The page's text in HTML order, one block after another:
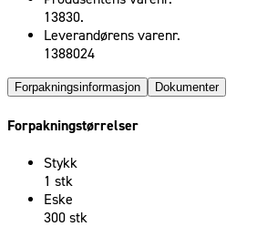
13830.
Leverandørens varenr.
1388024
Forpakningsinformasjon Dokumenter
Forpakningstørrelser
Stykk
1 stk
Eske
300 stk